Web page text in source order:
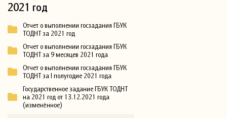
2021 год
Отчет о выполнении госзадания ГБУК
ТОДНТ за 2021 год
Отчет о выполнении госзадания ГБУК
ТОДНТ за 9 месяцев 2021 года
Отчет о выполнении госзадания ГБУК
ТОДНТ за I полугодие 2021 года
Государственное задание ГБУК ТОДНТ
на 2021 год от 13.12.2021 года
(изменённое)